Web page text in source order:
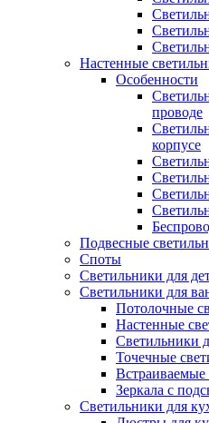
Настенные
Особенности
проводе
корпусе
Подвесные
Споты
Светильники для
Светильники для
Потолочные
Настенные
Светильники
Точечные
Встраиваемые
Зеркала с
Светильники для